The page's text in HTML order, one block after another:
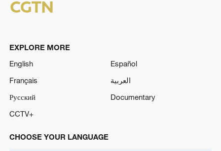
EXPLORE MORE
English
Español
Français
العربية
Русский
Documentary
CCTV+
CHOOSE YOUR LANGUAGE